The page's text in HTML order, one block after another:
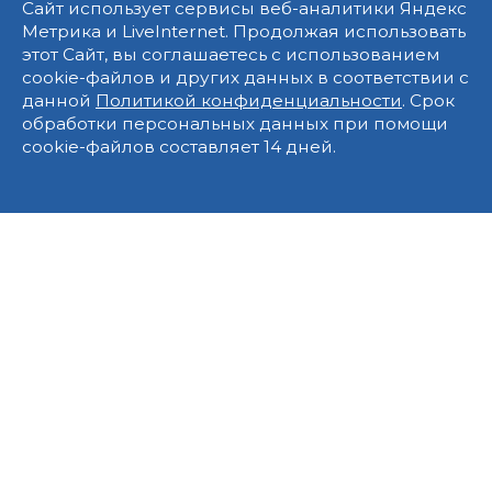
Сайт использует сервисы веб-аналитики Яндекс
Метрика и LiveInternet. Продолжая использовать
этот Сайт, вы соглашаетесь с использованием
cookie-файлов и других данных в соответствии с
данной Политикой конфиденциальности. Срок
обработки персональных данных при помощи
cookie-файлов составляет 14 дней.